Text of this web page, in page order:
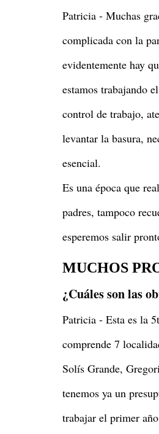
Patricia - Muchas
complicada con la
evidentemente hay
estamos trabajando
control de trabajo,
levantar la basura,
esencial.
Es una época que
padres, tampoco
esperemos salir
MUCHOS
¿Cuáles son las
Patricia - Esta es la
comprende 7
Solís Grande,
tenemos ya un
trabajar el primer